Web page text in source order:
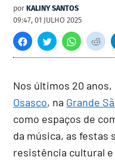
por KALINY SANTOS
09:47, 01 JULHO 2025
Nos últimos 20
Osasco, na Grande
como espaços de
da música, as festas
resistência cultural